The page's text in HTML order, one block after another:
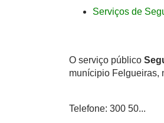
Serviços de
O serviço público
munícipio Felgueiras,
Telefone: 300 50...